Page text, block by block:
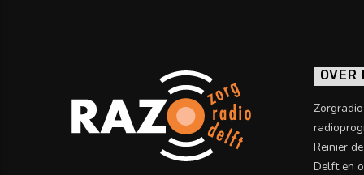
OVER
Reinier
Delft en